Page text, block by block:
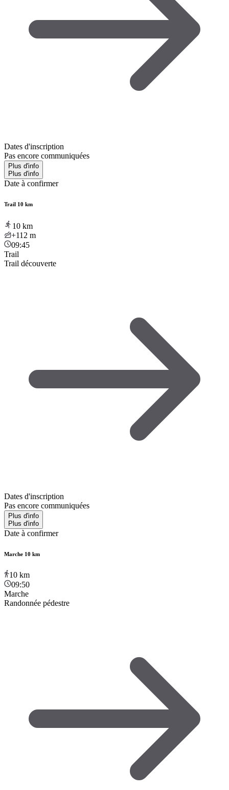
Dates d'inscription
Pas encore communiquées
Plus d'info
Plus d'info
Date à confirmer
Trail 10 km
10 km
+112 m
09:45
Trail
Trail découverte
Dates d'inscription
Pas encore communiquées
Plus d'info
Plus d'info
Date à confirmer
Marche 10 km
10 km
09:50
Marche
Randonnée pédestre